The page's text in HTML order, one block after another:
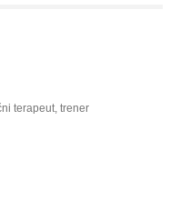
terapeut, trener